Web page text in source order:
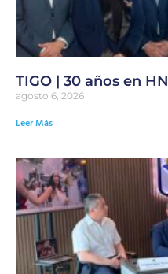
TIGO | 30 años en HN
agosto 6, 2026
Leer Más